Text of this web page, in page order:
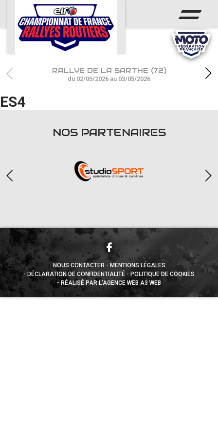
ACCUEIL
ACTUS
CALENDRIER
CHAMPIONNAT
RÉSULTATS
RALLYE DE LA SARTHE (72)
du 02/05/2026 au 03/05/2026
ES4
NOS PARTENAIRES
NOUS CONTACTER
MENTIONS LÉGALES
DÉCLARATION DE CONFIDENTIALITÉ
POLITIQUE DE COOKIES
RÉALISÉ PAR L’AGENCE WEB A3 WEB